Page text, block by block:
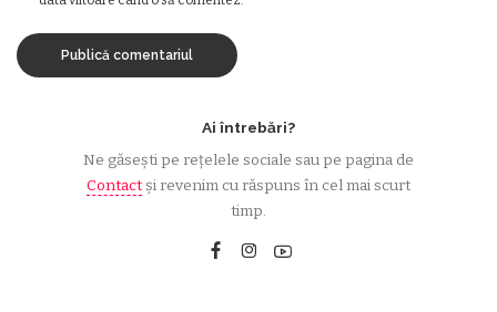
Ai întrebări?
Ne găsești pe rețelele sociale sau pe pagina de
Contactși revenim cu răspuns în cel mai scurt
timp.